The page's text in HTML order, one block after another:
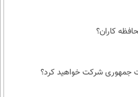
کاران؟
جمهوری شرکت خواهید کرد؟